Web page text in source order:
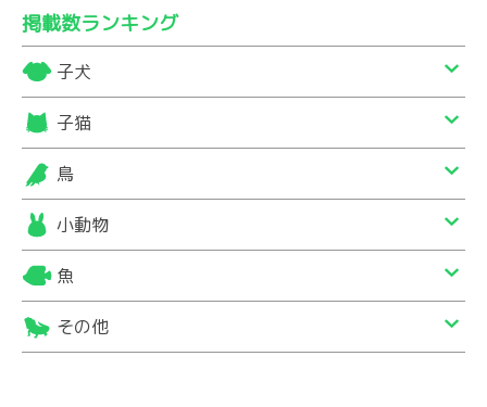
掲載数ランキング
子犬
子猫
鳥
小動物
魚
その他